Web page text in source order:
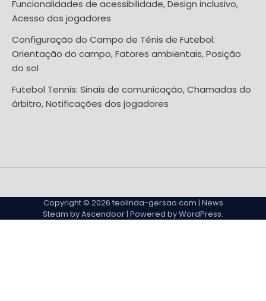
Funcionalidades de acessibilidade, Design inclusivo,
Acesso dos jogadores
Configuração do Campo de Ténis de Futebol:
Orientação do campo, Fatores ambientais, Posição
do sol
Futebol Tennis: Sinais de comunicação, Chamadas do
árbitro, Notificações dos jogadores
Us
Us
Policy
Policy
and
Conditions
Copyright © 2026 teolinda-gersao.com | News
Steam byAscendoor| Powered byWordPress.